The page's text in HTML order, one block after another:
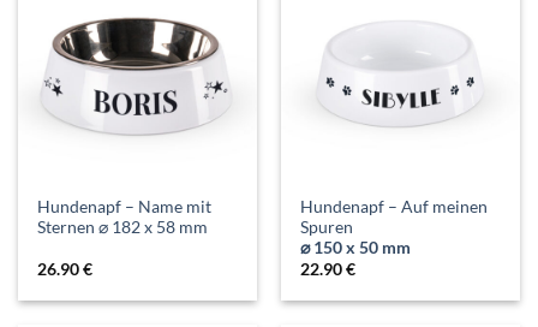
Hundenapf – Name mit
Sternen ⌀ 182 x 58 mm
26.90€
Hundenapf – Auf meinen
Spuren
⌀ 150 x 50 mm
22.90€